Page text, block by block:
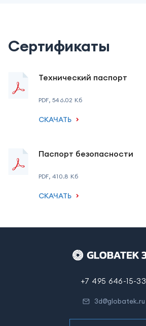
Сертификаты
Технический паспорт
PDF,546.02 Кб
СКАЧАТЬ
Паспорт безопасности
PDF,410.8 Кб
СКАЧАТЬ
+7 495 646-15-33
3d@globatek.ru